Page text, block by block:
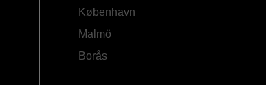
København
Malmö
Borås